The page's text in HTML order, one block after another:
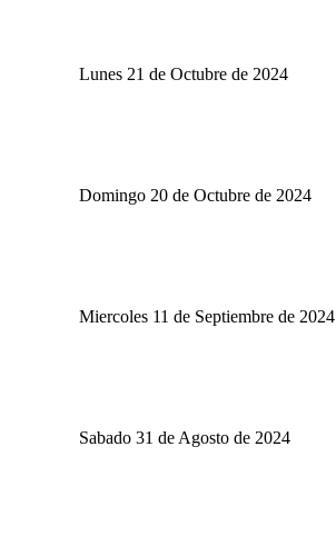
Lunes 21 de Octubre de 2024
Domingo 20 de Octubre de 2024
Miercoles 11 de Septiembre de 2024
Sabado 31 de Agosto de 2024